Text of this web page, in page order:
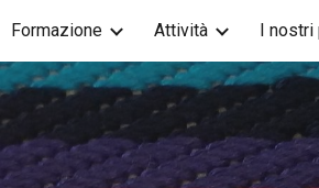
Skip to navigation
Formazione Attività I nostri